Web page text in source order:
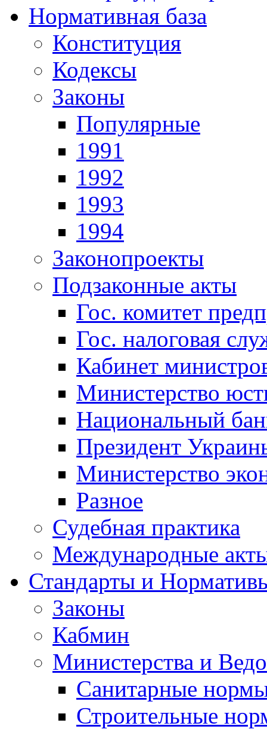
Нормативная база
Конституция
Кодексы
Законы
Популярные
1991
1992
1993
1994
Законопроекты
Подзаконные акты
Гос. комитет
Гос. налоговая
Кабинет
Министерство
Национальный
Президент
Министерство
Разное
Судебная практика
Международные
Стандарты и
Законы
Кабмин
Министерства и
Санитарные
Строительные